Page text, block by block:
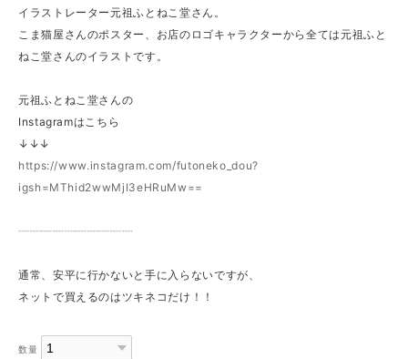
イラストレーター元祖ふとねこ堂さん。
こま猫屋さんのポスター、お店のロゴキャラクターから全ては元祖ふと
ねこ堂さんのイラストです。
元祖ふとねこ堂さんの
Instagramはこちら
↓↓↓
https://www.instagram.com/futoneko_dou?
igsh=MThid2wwMjI3eHRuMw==
┈┈┈┈┈┈┈┈┈┈
通常、安平に行かないと手に入らないですが、
ネットで買えるのはツキネコだけ！！
数量